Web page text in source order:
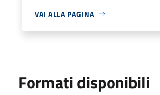
VAI ALLA PAGINA
Formati disponibili